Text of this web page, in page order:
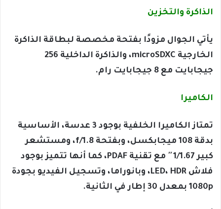
الذاكرة والتخزين
يأتي الجوال مزودًا بفتحة مخصصة لبطاقة الذاكرة
الخارجية microSDXC، والذاكرة الداخلية 256
جيجابايت مع 8 جيجابايت رام.
الكاميرا
تمتاز الكاميرا الخلفية بوجود 3 عدسة، الأساسية
بدقة 108 ميجابكسل، وبفتحة f/1.8، ومستشعر
كبير 1/1.67″ مع تقنية PDAF، كما أنها تتميز بوجود
فلاش LED، HDR، وبانوراما، وتسجيل الفيديو بجودة
1080p بمعدل 30 إطار في الثانية.